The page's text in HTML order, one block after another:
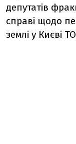
депутатів
справі щодо
землі у Києві